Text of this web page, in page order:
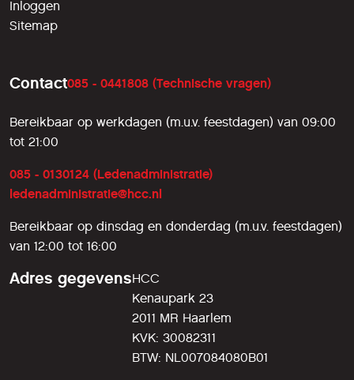
Inloggen
Sitemap
Contact085 - 0441808 (Technische vragen)
Bereikbaar op werkdagen (m.u.v. feestdagen) van 09:00
tot 21:00
085 - 0130124 (Ledenadministratie)
ledenadministratie@hcc.nl
Bereikbaar op dinsdag en donderdag (m.u.v. feestdagen)
van 12:00 tot 16:00
Adres gegevensHCC
Kenaupark 23
2011 MR Haarlem
KVK: 30082311
BTW: NL007084080B01